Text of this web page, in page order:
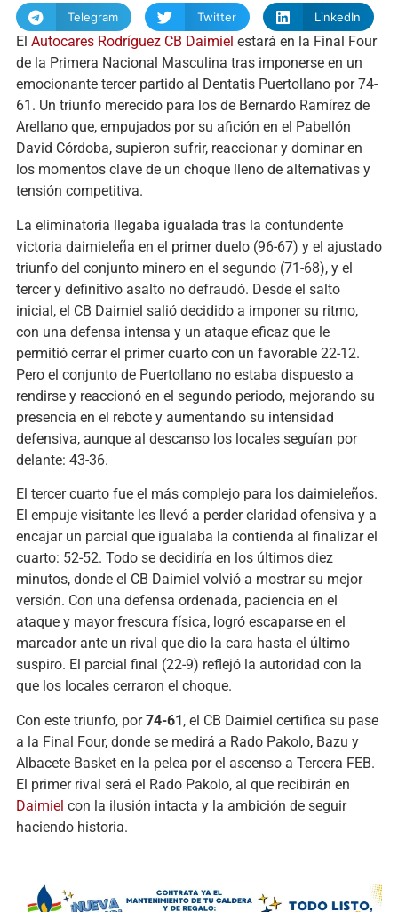
Telegram Twitter LinkedIn
El Autocares Rodríguez CB Daimiel estará en la Final Four
de la Primera Nacional Masculina tras imponerse en un
emocionante tercer partido al Dentatis Puertollano por 74-
61. Un triunfo merecido para los de Bernardo Ramírez de
Arellano que, empujados por su afición en el Pabellón
David Córdoba, supieron sufrir, reaccionar y dominar en
los momentos clave de un choque lleno de alternativas y
tensión competitiva.
La eliminatoria llegaba igualada tras la contundente
victoria daimieleña en el primer duelo (96-67) y el ajustado
triunfo del conjunto minero en el segundo (71-68), y el
tercer y definitivo asalto no defraudó. Desde el salto
inicial, el CB Daimiel salió decidido a imponer su ritmo,
con una defensa intensa y un ataque eficaz que le
permitió cerrar el primer cuarto con un favorable 22-12.
Pero el conjunto de Puertollano no estaba dispuesto a
rendirse y reaccionó en el segundo periodo, mejorando su
presencia en el rebote y aumentando su intensidad
defensiva, aunque al descanso los locales seguían por
delante: 43-36.
El tercer cuarto fue el más complejo para los daimieleños.
El empuje visitante les llevó a perder claridad ofensiva y a
encajar un parcial que igualaba la contienda al finalizar el
cuarto: 52-52. Todo se decidiría en los últimos diez
minutos, donde el CB Daimiel volvió a mostrar su mejor
versión. Con una defensa ordenada, paciencia en el
ataque y mayor frescura física, logró escaparse en el
marcador ante un rival que dio la cara hasta el último
suspiro. El parcial final (22-9) reflejó la autoridad con la
que los locales cerraron el choque.
Con este triunfo, por74-61, el CB Daimiel certifica su pase
a la Final Four, donde se medirá a Rado Pakolo, Bazu y
Albacete Basket en la pelea por el ascenso a Tercera FEB.
El primer rival será el Rado Pakolo, al que recibirán en
Daimiel con la ilusión intacta y la ambición de seguir
haciendo historia.